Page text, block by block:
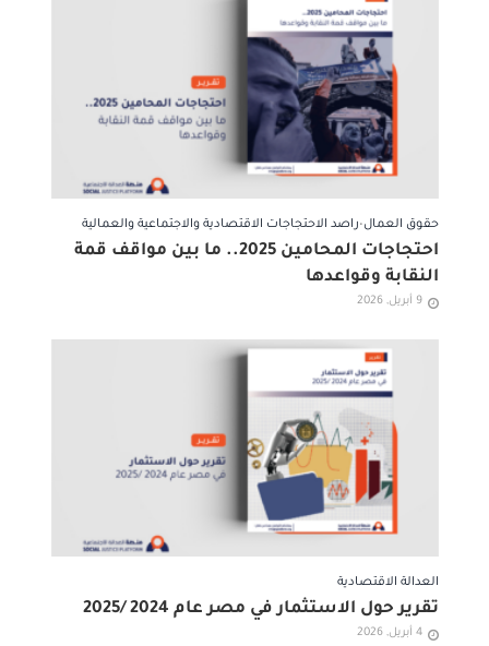
حقوق العمال•راصد الاحتجاجات الاقتصادية والاجتماعية والعمالية
احتجاجات المحامين 2025.. ما بين مواقف قمة
النقابة وقواعدها
9 أبريل, 2026
العدالة الاقتصادية
تقرير حول الاستثمار في مصر عام 2024 /2025
4 أبريل, 2026